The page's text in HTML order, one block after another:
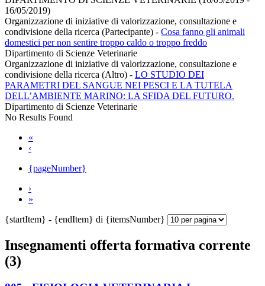
16/05/2019)
Organizzazione di iniziative di valorizzazione, consultazione e
condivisione della ricerca (Partecipante) - Cosa fanno gli animali
domestici per non sentire troppo caldo o troppo freddo
Dipartimento di Scienze Veterinarie
Organizzazione di iniziative di valorizzazione, consultazione e
condivisione della ricerca (Altro) - LO STUDIO DEI
PARAMETRI DEL SANGUE NEI PESCI E LA TUTELA
DELL’AMBIENTE MARINO: LA SFIDA DEL FUTURO.
Dipartimento di Scienze Veterinarie
No Results Found
«
‹
{pageNumber}
›
»
{startItem} - {endItem} di {itemsNumber}
Insegnamenti offerta formativa corrente
(3)